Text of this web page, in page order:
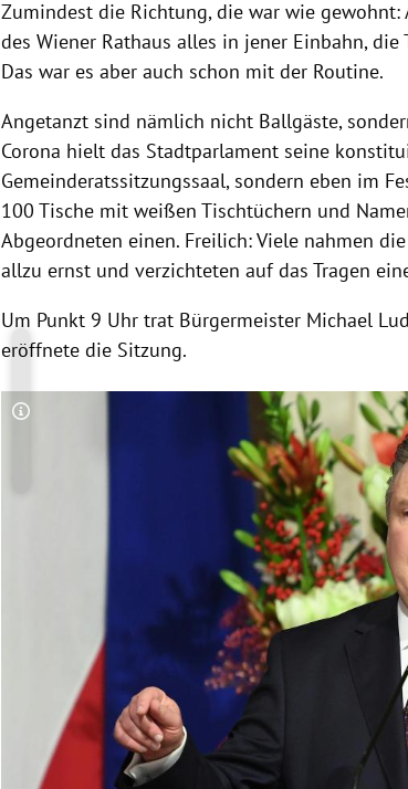
Zumindest die Richtung, die war wie
des Wiener Rathaus alles in jener Einbahn,
Das war es aber auch schon mit der Routine.
Angetanzt sind nämlich nicht Ballgäste,
Corona hielt das Stadtparlament seine
Gemeinderatssitzungssaal, sondern eben im
100 Tische mit weißen Tischtüchern und
Abgeordneten einen. Freilich: Viele nahmen
allzu ernst und verzichteten auf das Tragen
Um Punkt 9 Uhr trat Bürgermeister Michael
eröffnete die Sitzung.
Copyright-Hinweis öffnen/schließen